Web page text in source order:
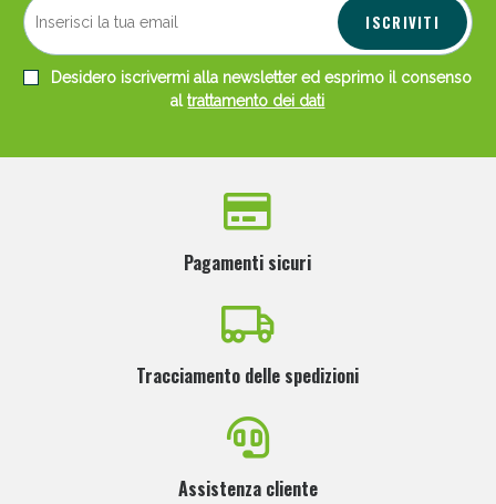
ISCRIVITI
Desidero iscrivermi alla newsletter ed esprimo il consenso
altrattamento dei dati
Pagamenti sicuri
Tracciamento delle spedizioni
Assistenza cliente